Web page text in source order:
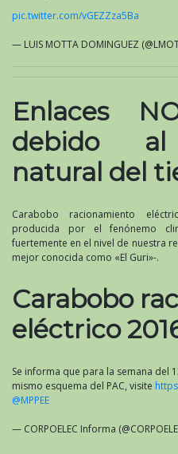
pic.twitter.com/vGEZZza5Ba
— LUIS MOTTA DOMINGUEZ
Enlaces
debido al
natural del
Carabobo racionamiento
producida por el fenónemo
fuertemente en el nivel de nuestra
mejor conocida como «El Guri»-.
Carabobo
eléctrico
Se informa que para la semana del
mismo esquema del PAC, visite
@MPPEE
— CORPOELEC Informa